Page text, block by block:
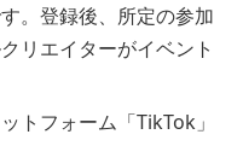
。登録後、所定の参加
リエイターがイベント
トフォーム「TikTok」